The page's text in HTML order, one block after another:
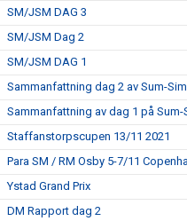
SM/JSM DAG 3
SM/JSM Dag 2
SM/JSM DAG 1
Sammanfattning dag 2 av Sum-
Sammanfattning av dag 1 på
Staffanstorpscupen 13/11 2021
Para SM / RM Osby 5-7/11
Ystad Grand Prix
DM Rapport dag 2